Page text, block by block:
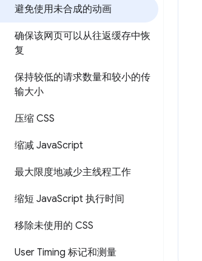
避免使用未合成的动画
确保该网页可以从往返缓存中恢
复
保持较低的请求数量和较小的传
输大小
压缩 CSS
缩减 JavaScript
最大限度地减少主线程工作
缩短 JavaScript 执行时间
移除未使用的 CSS
User Timing 标记和测量